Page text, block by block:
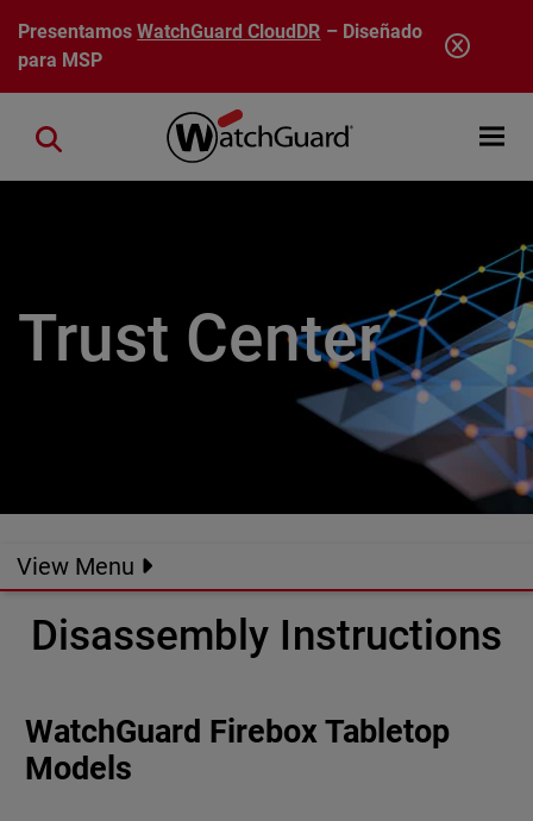
Pasar al contenido principal
PresentamosWatchGuard CloudDR – Diseñado
para MSP
Open
Close search
Trust Center
View Menu
Disassembly Instructions
WatchGuard Firebox Tabletop
Models